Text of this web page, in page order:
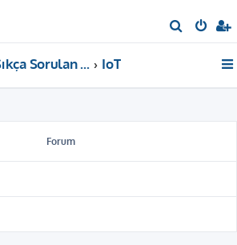
r
Sıkça Sorulan Sorular IoT
Forum